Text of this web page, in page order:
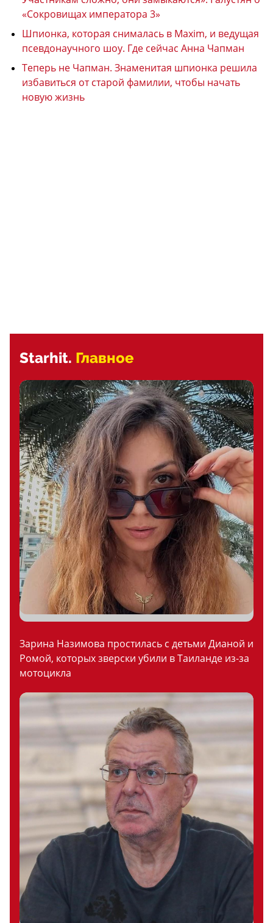
«Сокровищах императора 3»
Шпионка, которая снималась в Maxim, и ведущая
псевдонаучного шоу. Где сейчас Анна Чапман
Теперь не Чапман. Знаменитая шпионка решила
избавиться от старой фамилии, чтобы начать
новую жизнь
Starhit. Главное
Зарина Назимова простилась с детьми Дианой и
Ромой, которых зверски убили в Таиланде из-за
мотоцикла